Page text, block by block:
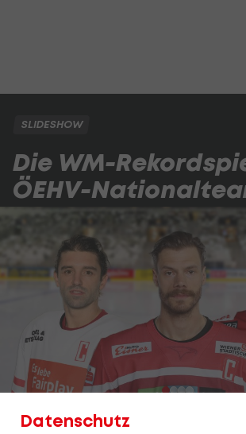
SLIDESHOW
Die WM-
ÖEHV-
Datenschutz